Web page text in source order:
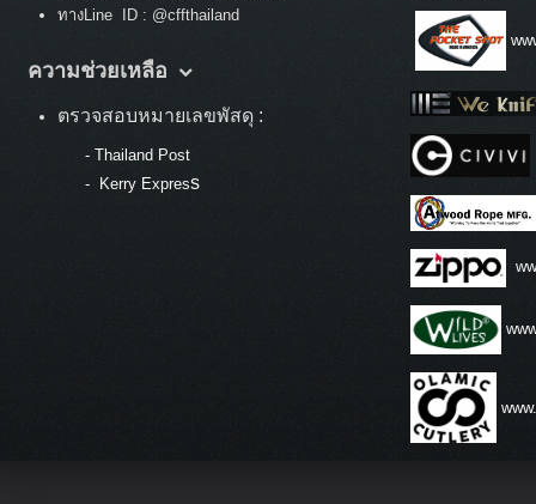
ทางLine ID : @cffthailand
ความช่วยเหลือ
ตรวจสอบหมายเลขพัสดุ :
- Thailand Post
-
Kerry Express